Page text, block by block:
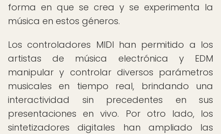
forma en que se crea y se experimenta la
música en estos géneros.
Los controladores MIDI han permitido a los
artistas de música electrónica y EDM
manipular y controlar diversos parámetros
musicales en tiempo real, brindando una
interactividad sin precedentes en sus
presentaciones en vivo. Por otro lado, los
sintetizadores digitales han ampliado las